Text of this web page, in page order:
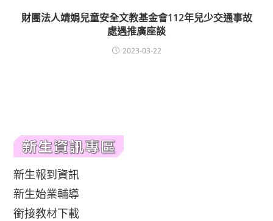
財團法人靖娟兒童安全文教基金會112年兒少交通事故
處遇推廣座談
2023-03-22
新生報到資訊
新生始業輔導
銜接教材下載